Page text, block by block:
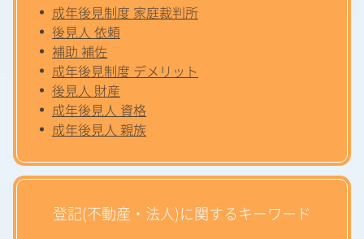
成年後見制度 家庭裁判所
後見人 依頼
補助 補佐
成年後見制度 デメリット
後見人 財産
成年後見人 資格
成年後見人 親族
登記(不動産・法人)に関するキーワード